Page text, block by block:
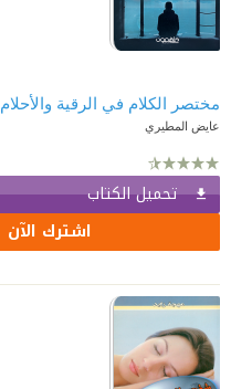
مختصر الكلام في الرقية والأحلام
عايض المطيري
تحميل الكتاب
اشترك الآن